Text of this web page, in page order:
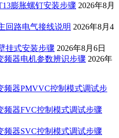
膨胀螺钉安装步骤 2026年8月
回路电气接线说明 2026年8月4
挂式安装步骤 2026年8月6日
频器电机参数辨识步骤 2026年
频器PMVVC控制模式调试步
频器FVC控制模式调试步骤
频器SVC控制模式调试步骤